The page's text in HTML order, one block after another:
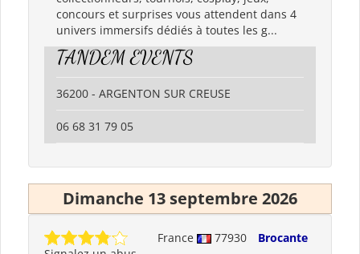
concours et surprises vous attendent dans 4
univers immersifs dédiés à toutes les g...
TANDEM EVENTS
36200 - ARGENTON SUR CREUSE
06 68 31 79 05
Dimanche 13 septembre 2026
France 77930
Brocante